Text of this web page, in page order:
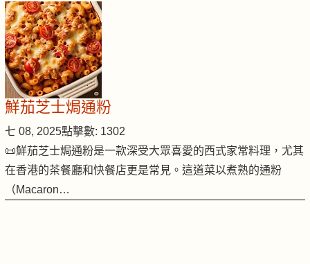
鮮茄芝士焗通粉
七 08, 2025點擊數: 1302
📜鮮茄芝士焗通粉是一款深受大眾喜愛的西式家常料理，尤其
在香港的茶餐廳和快餐店更是常見。這道菜以煮熟的通粉
（Macaron…